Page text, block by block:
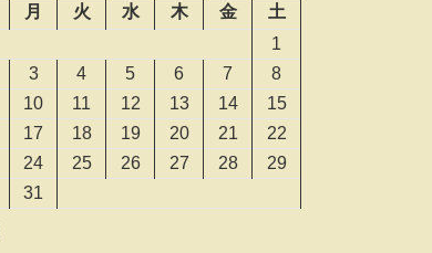
月 火 水 木 金
土
1
3 4 5 6 7
8
10 11 12 13 14
15
17 18 19 20 21
22
24 25 26 27 28
29
31